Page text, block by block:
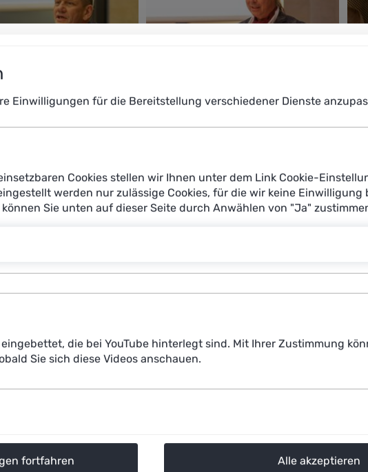
Einwilligungen für die Bereitstellung verschiedener Dienste
Cookies stellen wir Ihnen unter dem Link Cookie-
werden nur zulässige Cookies, für die wir keine Einwilligung
Sie unten auf dieser Seite durch Anwählen von "Ja"
die bei YouTube hinterlegt sind. Mit Ihrer Zustimmung
Sie sich diese Videos anschauen.
fortfahren Alle akzeptieren